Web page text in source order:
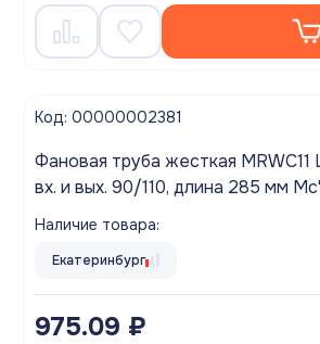
Код: 00000002381
Фановая труба жесткая MRWC11
вх. и вых. 90/110, длина 285 мм
Наличие товара:
Екатеринбург
975.09 ₽